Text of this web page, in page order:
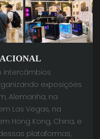
intercâmbios
exposições
Alemanha, na
Las Vegas, na
Hong Kong, China, e
plataformas,